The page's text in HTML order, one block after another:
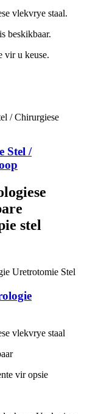
vlekvrye staal.
beskikbaar.
vir u keuse.
Stel /
stel
vlekvrye staal
vir opsie